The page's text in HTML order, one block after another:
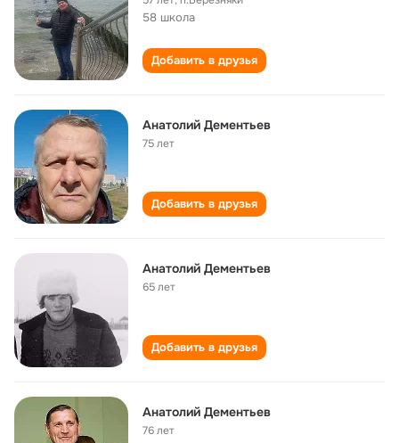
58 школа
Добавить в друзья
Анатолий Дементьев
75 лет
Добавить в друзья
Анатолий Дементьев
65 лет
Добавить в друзья
Анатолий Дементьев
76 лет